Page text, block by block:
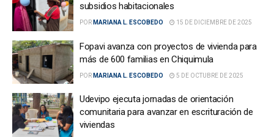
subsidios habitacionales
POR MARIANA L. ESCOBEDO 15 DE DICIEMBRE DE 2025
Fopavi avanza con proyectos de vivienda para
más de 600 familias en Chiquimula
POR MARIANA L. ESCOBEDO 5 DE OCTUBRE DE 2025
Udevipo ejecuta jornadas de orientación
comunitaria para avanzar en escrituración de
viviendas